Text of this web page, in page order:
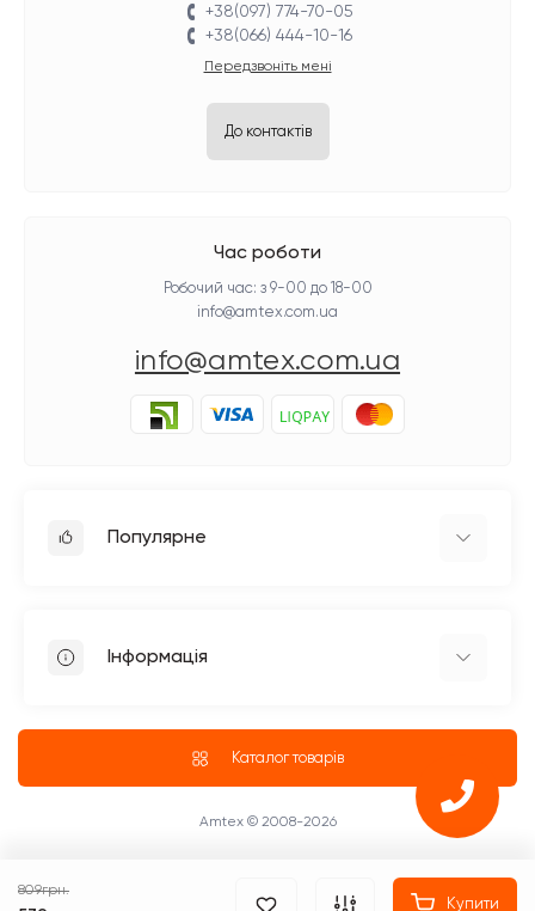
809грн.
Купити
+38(097) 774-70-05
+38(066) 444-10-16
Передзвоніть мені
До контактів
Час роботи
Робочий час: з 9-00 до 18-00
info@amtex.com.ua
info@amtex.com.ua
Популярне
Швейне обладнання Jack
Чотириниткові оверлоки
Інформація
Блог
ПУБЛІЧНИЙ ДОГОВІР (ОФЕРТА)
Оплата
Каталог товарів
Amtex © 2008-2026